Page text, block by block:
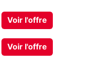
Voir l'offre
Voir l'offre